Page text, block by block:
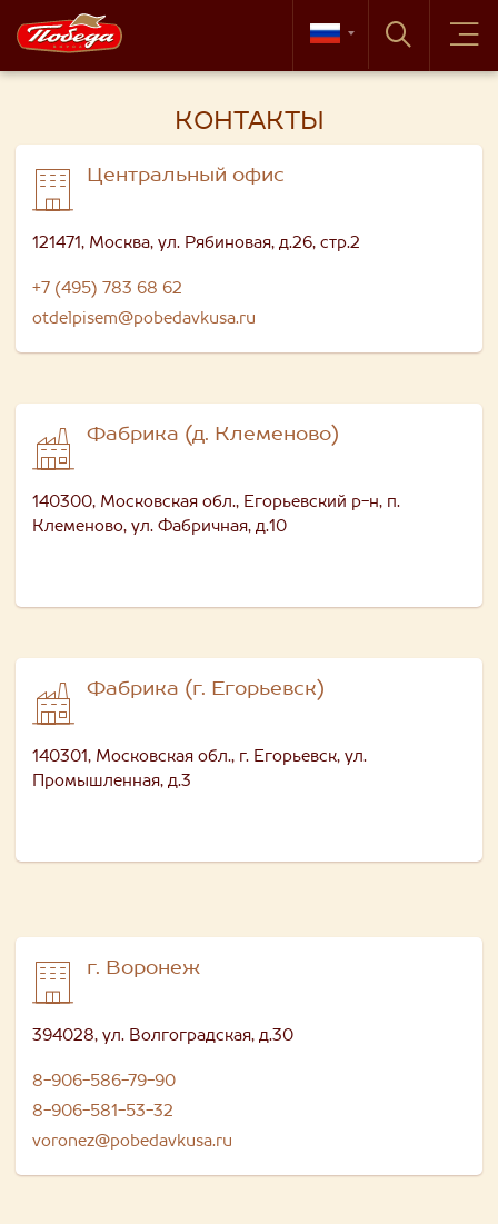
КОНТАКТЫ
Центральный офис
121471, Москва, ул. Рябиновая, д.26, стр.2
+7 (495) 783 68 62
otdelpisem@pobedavkusa.ru
Фабрика (д. Клеменово)
140300, Московская обл., Егорьевский р-н, п.
Клеменово, ул. Фабричная, д.10
Фабрика (г. Егорьевск)
140301, Московская обл., г. Егорьевск, ул.
Промышленная, д.3
г. Воронеж
394028, ул. Волгоградская, д.30
8-906-586-79-90
8-906-581-53-32
voronez@pobedavkusa.ru